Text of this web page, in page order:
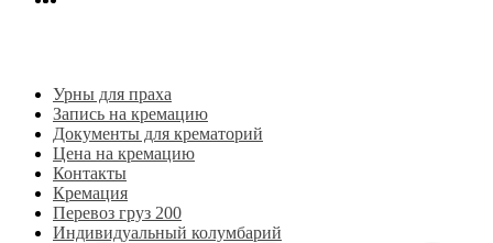
Урны для праха
Запись на кремацию
Документы для крематорий
Цена на кремацию
Контакты
Кремация
Перевоз груз 200
Индивидуальный колумбарий